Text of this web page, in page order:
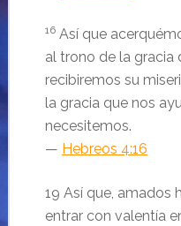
16Así que
al trono de la gracia
recibiremos su
la gracia que nos
necesitemos.
— Hebreos 4:16
19 Así que, amados
entrar con valentía